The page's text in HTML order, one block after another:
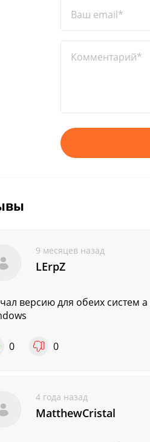
Ваш email*
Комментарий*
9 месяцев назад
LErpZ
версию для обеих
0 0
4 года назад
MatthewCristal